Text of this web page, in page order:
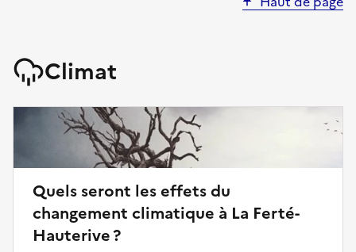
Climat
Quels seront les effets du
changement climatique à La Ferté-
Hauterive ?